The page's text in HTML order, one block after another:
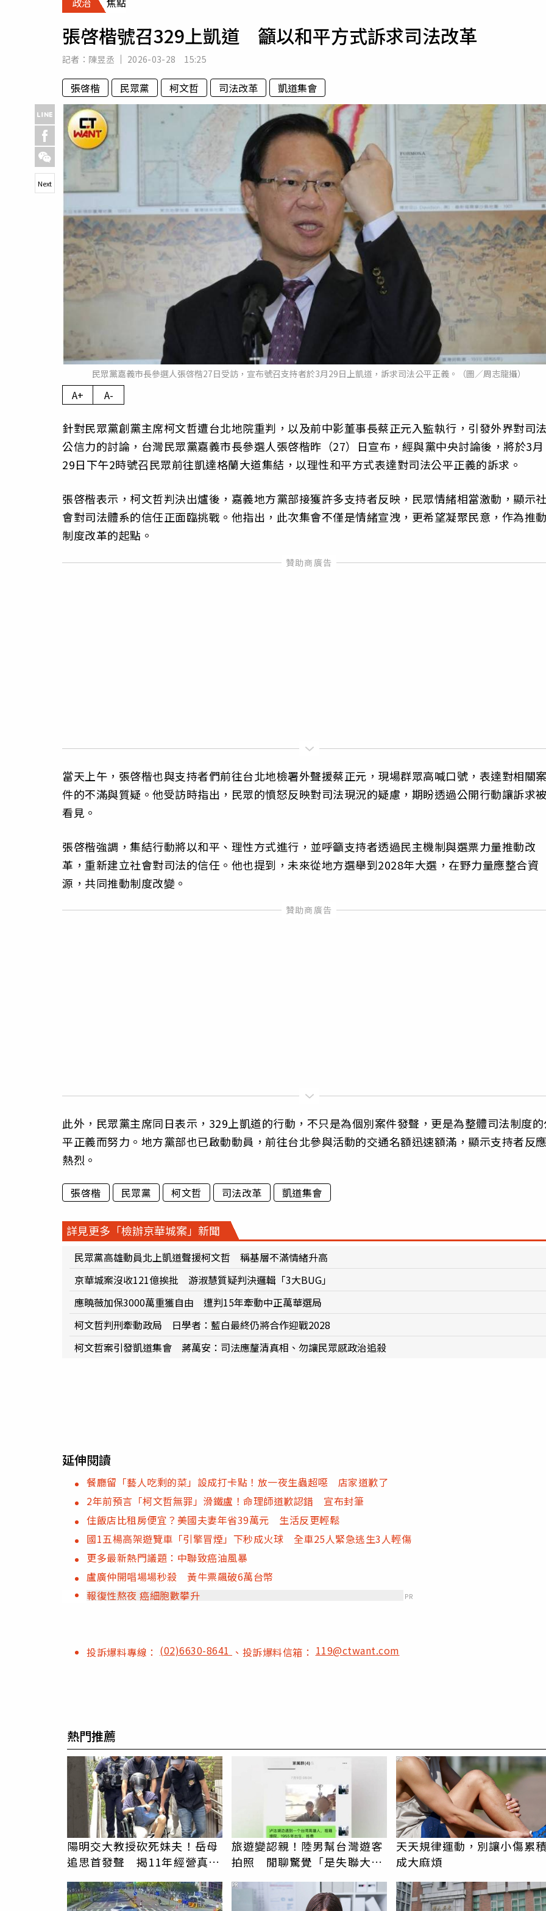
專欄
房產新勢力
運勢
張啓楷號召329上凱道 籲以和平方式訴求司法改革
記者： 陳昱丞 2026-03-28 15:25
張啓楷 民眾黨 柯文哲 司法改革 凱道集會
民眾黨嘉義市長參選人張啓楷27日受訪，宣布號召支持者於3月29日上凱道，訴求司法公平正義。（圖／周志龍攝）
Next
A+ A-
針對民眾黨創黨主席柯文哲遭台北地院重判，以及前中影董事長蔡正元入監執行，引發外界對司
公信力的討論，台灣民眾黨嘉義市長參選人張啓楷昨（27）日宣布，經與黨中央討論後，將於3月
29日下午2時號召民眾前往凱達格蘭大道集結，以理性和平方式表達對司法公平正義的訴求。
張啓楷表示，柯文哲判決出爐後，嘉義地方黨部接獲許多支持者反映，民眾情緒相當激動，顯示
會對司法體系的信任正面臨挑戰。他指出，此次集會不僅是情緒宣洩，更希望凝聚民意，作為推
制度改革的起點。
當天上午，張啓楷也與支持者們前往台北地檢署外聲援蔡正元，現場群眾高喊口號，表達對相關
件的不滿與質疑。他受訪時指出，民眾的憤怒反映對司法現況的疑慮，期盼透過公開行動讓訴求
看見。
張啓楷強調，集結行動將以和平、理性方式進行，並呼籲支持者透過民主機制與選票力量推動改
革，重新建立社會對司法的信任。他也提到，未來從地方選舉到2028年大選，在野力量應整合資
源，共同推動制度改變。
此外，民眾黨主席同日表示，329上凱道的行動，不只是為個別案件發聲，更是為整體司法制度
平正義而努力。地方黨部也已啟動動員，前往台北參與活動的交通名額迅速額滿，顯示支持者反
熱烈。
張啓楷 民眾黨 柯文哲 司法改革 凱道集會
詳見更多「檢辦京華城案」新聞
民眾黨高雄動員北上凱道聲援柯文哲 稱基層不滿情緒升高
京華城案沒收121億挨批 游淑慧質疑判決邏輯「3大BUG」
應曉薇加保3000萬重獲自由 遭判15年牽動中正萬華選局
柯文哲判刑牽動政局 日學者：藍白最終仍將合作迎戰2028
柯文哲案引發凱道集會 蔣萬安：司法應釐清真相、勿讓民眾感政治追殺
延伸閱讀
餐廳留「藝人吃剩的菜」設成打卡點！放一夜生蟲超噁 店家道歉了
2年前預言「柯文哲無罪」滑鐵盧！命理師道歉認錯 宣布封筆
住飯店比租房便宜？美國夫妻年省39萬元 生活反更輕鬆
國1五楊高架遊覽車「引擎冒煙」下秒成火球 全車25人緊急逃生3人輕傷
更多最新熱門議題：中聯致癌油風暴
盧廣仲開唱場場秒殺 黃牛票飆破6萬台幣
報復性熬夜 癌細胞數攀升
PR
投訴爆料專線： (02)6630-8641 、投訴爆料信箱：119@ctwant.com
熱門推薦
陽明交大教授砍死妹夫！岳母
追思首發聲 揭11年經營真相
旅遊變認親！陸男幫台灣遊客
拍照 閒聊驚覺「是失聯大
天天規律運動，別讓小傷累
成大麻煩
PR
PR